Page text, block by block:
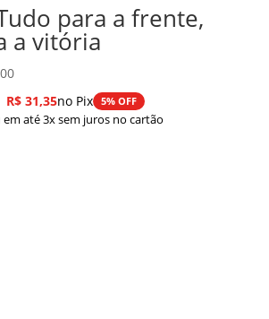
para a frente,
a vitória
Faixa
de
preço:
R$31,35no Pix 5% OFF
em até 3x sem juros no cartão